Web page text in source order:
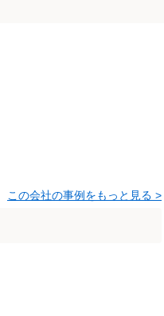
この会社の事例をもっと見る >